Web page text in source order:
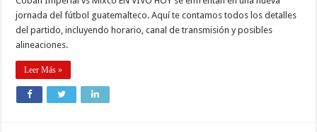
jornada del fútbol guatemalteco. Aquí te contamos todos los detalles
del partido, incluyendo horario, canal de transmisión y posibles
alineaciones.
Leer Más »